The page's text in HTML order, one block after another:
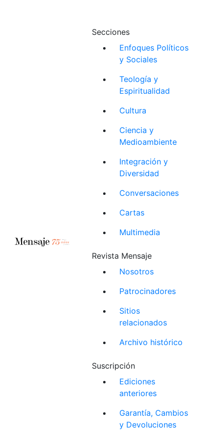
Secciones
Enfoques Políticos
y Sociales
Teología y
Espiritualidad
Cultura
Ciencia y
Medioambiente
Integración y
Diversidad
Conversaciones
Cartas
Multimedia
Revista Mensaje
Nosotros
Patrocinadores
Sitios
relacionados
Archivo histórico
Suscripción
Ediciones
anteriores
Garantía, Cambios
y Devoluciones